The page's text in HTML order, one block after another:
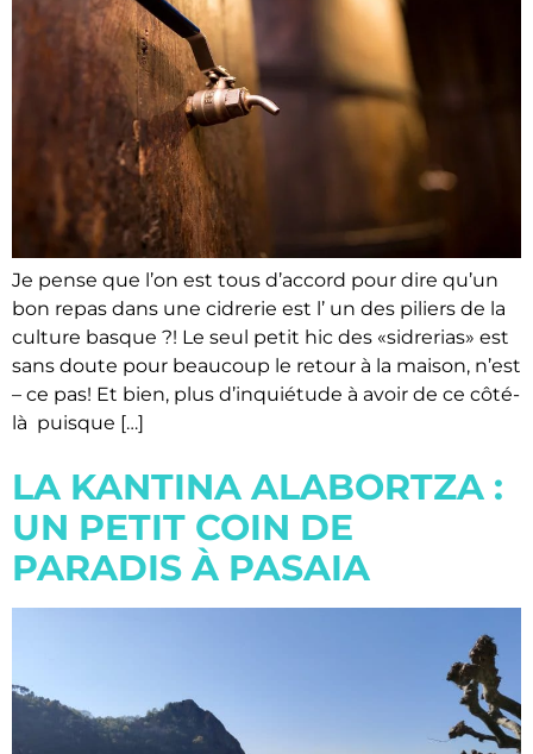
Je pense que l’on est tous d’accord pour dire qu’un
bon repas dans une cidrerie est l’ un des piliers de la
culture basque ?! Le seul petit hic des «sidrerias» est
sans doute pour beaucoup le retour à la maison, n’est
– ce pas! Et bien, plus d’inquiétude à avoir de ce côté-
là puisque […]
LA KANTINA ALABORTZA :
UN PETIT COIN DE
PARADIS À PASAIA